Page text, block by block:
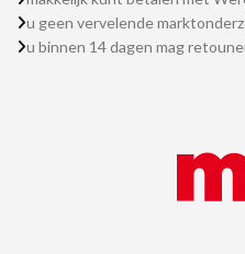
u geen vervelende
u binnen 14 dagen mag